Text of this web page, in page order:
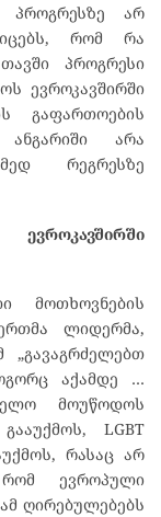
პროგრესზე არ
რომ რა
პროგრესი
ევროკავშირში
გაფართოების
ანგარიში არა
რეგრესზე
მოთხოვნების
ლიდერმა,
აქამდე …
მოუწოდოს
LGBT
რასაც არ
ევროპული
ღირებულებებს